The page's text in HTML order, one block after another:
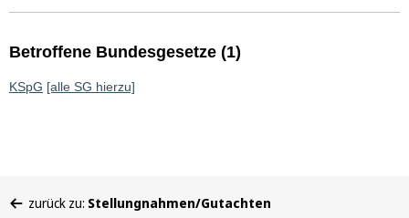
Betroffene Bundesgesetze (1)
KSpG [alle SG hierzu]
befinden
zurück zu: Stellungnahmen/Gutachten